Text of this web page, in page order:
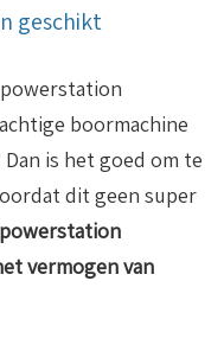
geschikt
boormachine
is het goed om te
dit geen super
vermogen van